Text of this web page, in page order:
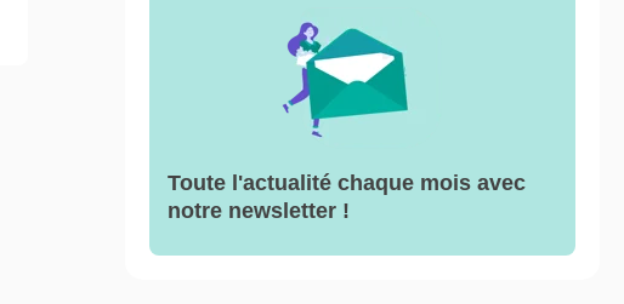
Toute l'actualité chaque mois avec
notre newsletter !